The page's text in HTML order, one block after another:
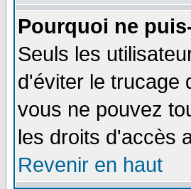
Pourquoi ne
Seuls les
d'éviter le trucage
vous ne pouvez
les droits d'accès
Revenir en haut